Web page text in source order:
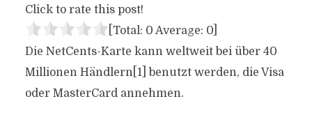
Click to rate this post!
[Total: 0 Average: 0]
Die NetCents-Karte kann weltweit bei über 40
Millionen Händlern[1] benutzt werden, die Visa
oder MasterCard annehmen.